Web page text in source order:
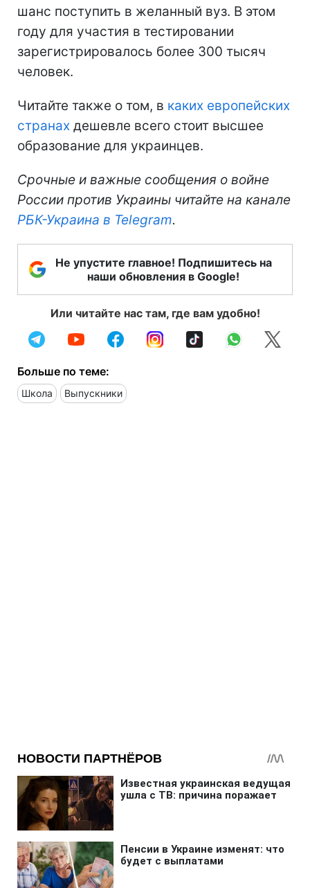
шанс поступить в желанный вуз. В этом
году для участия в тестировании
зарегистрировалось более 300 тысяч
человек.
Читайте также о том, в каких европейских
странах дешевле всего стоит высшее
образование для украинцев.
Срочные и важные сообщения о войне
России против Украины читайте на канале
РБК-Украина в Telegram.
Не упустите главное! Подпишитесь на
наши обновления в Google!
Или читайте нас там, где вам удобно!
Больше по теме:
Школа Выпускники